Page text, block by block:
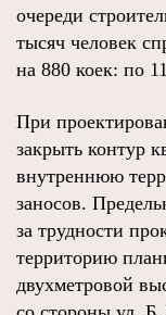
очереди
тысяч человек
на 880 коек: по
При
закрыть контур
внутреннюю
заносов.
за трудности
территорию
двухметровой